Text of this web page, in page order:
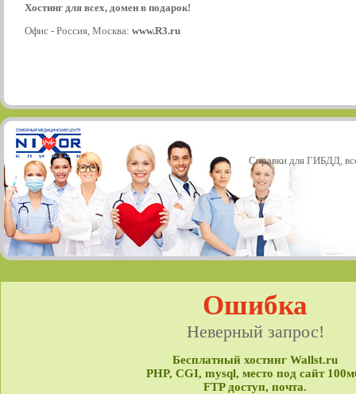
Хостинг для всех, домен в подарок!
Офис - Россия, Москва: www.R3.ru
Справки для ГИБДД,
Ошибка
Неверный запрос!
Бесплатный хостинг Wallst.ru
PHP, CGI, mysql, место под сайт
FTP доступ, почта.